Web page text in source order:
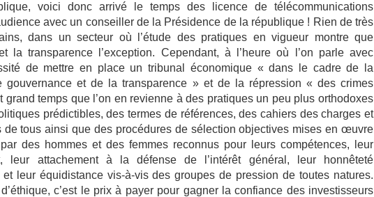
voici donc arrivé le temps des licence de télécommunications
avec un conseiller de la Présidence de la république ! Rien de très
dans un secteur où l’étude des pratiques en vigueur montre que
la transparence l’exception. Cependant, à l’heure où l’on parle avec
de mettre en place un tribunal économique « dans le cadre de la
gouvernance et de la transparence » et de la répression « des crimes
grand temps que l’on en revienne à des pratiques un peu plus orthodoxes
prédictibles, des termes de références, des cahiers des charges et
de tous ainsi que des procédures de sélection objectives mises en œuvre
des hommes et des femmes reconnus pour leurs compétences, leur
leur attachement à la défense de l’intérêt général, leur honnêteté
leur équidistance vis-à-vis des groupes de pression de toutes natures.
c’est le prix à payer pour gagner la confiance des investisseurs